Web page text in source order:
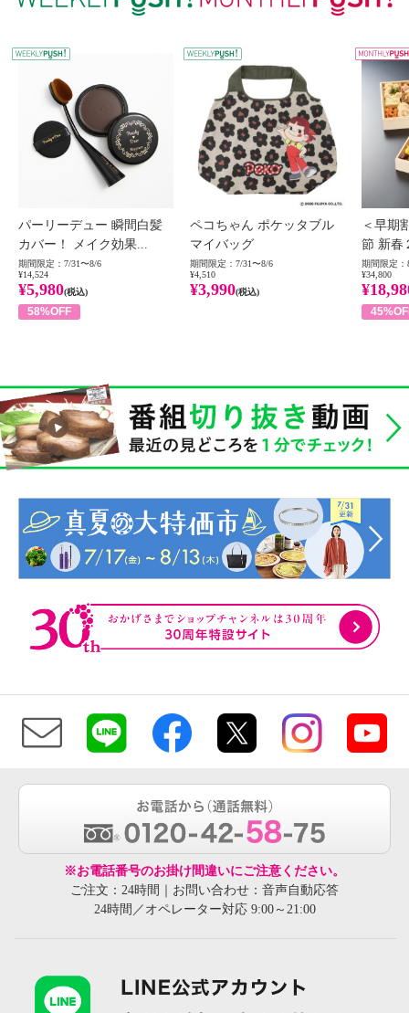
WEEKLY PUSH
パーリーデュー 瞬間白髪
カバー！ メイク効果...
期間限定：7/31〜8/6
¥14,524
¥5,980(税込)
58%OFF
ペコちゃん ポケッタブル
マイバッグ
期間限定：7/31〜8/6
¥4,510
¥3,990(税込)
＜早期
節 新春
期間限定：
¥34,800
※お電話番号のお掛け間違いにご注意ください。
ご注文：24時間｜お問い合わせ：音声自動応答
24時間／オペレーター対応 9:00～21:00